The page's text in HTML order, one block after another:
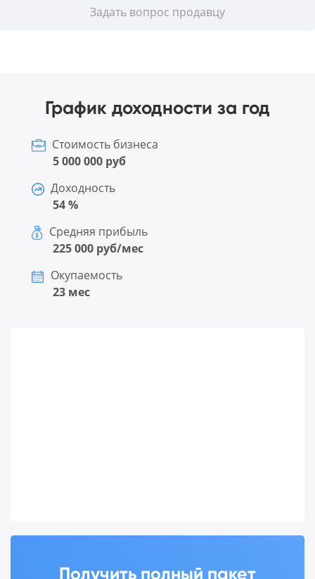
Задать вопрос продавцу
График доходности за год
Стоимость бизнеса
5 000 000 руб
Доходность
54 %
Средняя прибыль
225 000 руб/мес
Окупаемость
23 мес
Получить полный пакет